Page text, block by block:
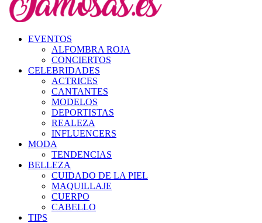
EVENTOS
ALFOMBRA ROJA
CONCIERTOS
CELEBRIDADES
ACTRICES
CANTANTES
MODELOS
DEPORTISTAS
REALEZA
INFLUENCERS
MODA
TENDENCIAS
BELLEZA
CUIDADO DE LA PIEL
MAQUILLAJE
CUERPO
CABELLO
TIPS